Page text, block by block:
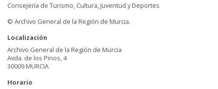
Consejería de Turismo, Cultura, Juventud y Deportes
© Archivo General de la Región de Murcia.
Localización
Archivo General de la Región de Murcia
Avda. de los Pinos, 4
30009 MURCIA
Horario